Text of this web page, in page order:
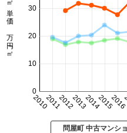
2010201120122013201420152016
0
10
20
30
㎡単価 万円/㎡
問屋町 中古マンシ